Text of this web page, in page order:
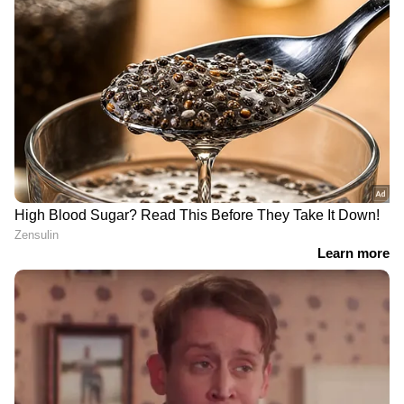
ഇതിനായി കുമളി, പാറശാല, ആര്യന്‍കാവ്,
മീനാക്ഷിപുരം, വാളയാര്‍ ചെക്ക്‌പോസ്റ്റുകളില്‍
ഉദ്യോഗസ്ഥരെ വിന്യസിച്ചു. മുഴുവന്‍ സമയവും
ഉദ്യോഗസ്ഥരുടെ സേവന മുണ്ടാകും. ഈ മാസം
28 വരെ പരിശോധന തുടരുമെന്നും മന്ത്രി വീണാ
ജോര്‍ജ് അറിയിച്ചു.
DOWNLOAD APP
RECOMMENDED STORIES